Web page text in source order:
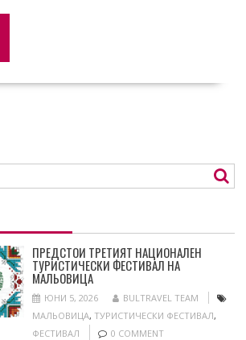
ПРЕДСТОИ ТРЕТИЯТ НАЦИОНАЛЕН
ТУРИСТИЧЕСКИ ФЕСТИВАЛ НА
МАЛЬОВИЦА
ЮНИ 5, 2026
BULTRAVEL TEAM
МАЛЬОВИЦА, ТУРИСТИЧЕСКИ ФЕСТИВАЛ,
ФЕСТИВАЛ
0 COMMENT